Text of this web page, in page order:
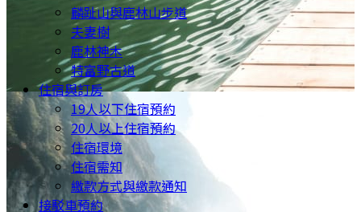
麟趾山與鹿林山步道
夫妻樹
鹿林神木
特富野古道
住宿與訂房
19人以下住宿預約
20人以上住宿預約
住宿環境
住宿需知
繳款方式與繳款通知
接駁車預約